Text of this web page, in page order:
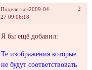
Поделиться 2
2009-04-
27 09:06:18
Я бы ещё добавил:
Те изображения которые
не будут соответствовать